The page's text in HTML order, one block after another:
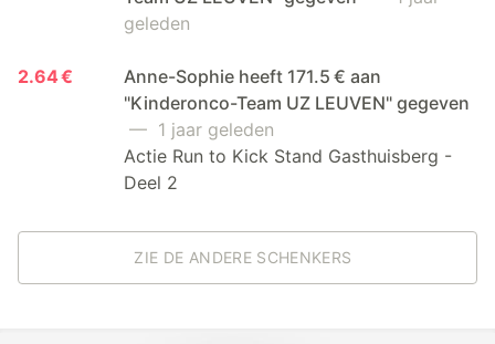
geleden
2.64 €
Anne-Sophie heeft 171.5 € aan
"Kinderonco-Team UZ LEUVEN" gegeven
— 1 jaar geleden
Actie Run to Kick Stand Gasthuisberg -
Deel 2
ZIE DE ANDERE SCHENKERS